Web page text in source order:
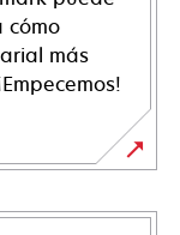
cómo
más